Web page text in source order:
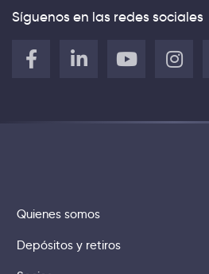
Síguenos en las redes sociales
Quienes somos
Depósitos y retiros